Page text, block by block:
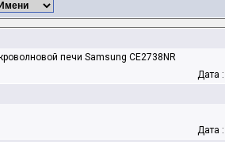
печи Samsung CE2738NR
Дата
Дата